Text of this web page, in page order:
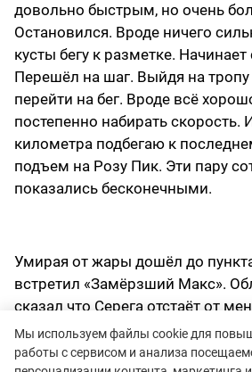
довольно быстрым, но очень
Остановился. Вроде ничего
кусты бегу к разметке. Начинает
Перешёл на шаг. Выйдя на
перейти на бег. Вроде всё
постепенно набирать скорость.
километра подбегаю к
подъем на Розу Пик. Эти пару
показались бесконечными.
Умирая от жары дошёл до
встретил «Замёрзший Макс».
сказал что Серега отстаёт от
отправил меня вниз на спуск
думал, что Серега меня догонит
Мы используем файлы cookie для
работы с сервисом и анализа